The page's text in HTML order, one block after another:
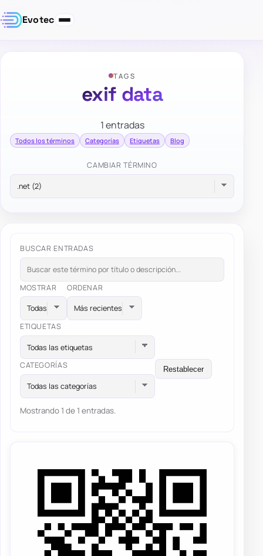
Evotec
TAGS
exif data
1 entradas
Todos los términos Categorías Etiquetas Blog
CAMBIAR TÉRMINO
BUSCAR ENTRADAS
MOSTRAR ORDENAR
ETIQUETAS
Todas las etiquetas
CATEGORÍAS
Todas las categorías
Restablecer
Mostrando 1 de 1 entradas.